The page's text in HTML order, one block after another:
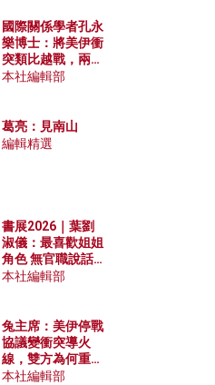
國際關係學者孔永
樂博士：將美伊衝
突類比越戰，兩者
有何異同？中國崛
本社編輯部
葛亮：見南山
編輯精選
書展2026｜葉劉
淑儀：最喜歡姐姐
角色 無官職說話
包袱少
本社編輯部
兔主席：美伊停戰
協議變衝突導火
線，雙方為何重啟
戰爭？伊朗一早洞
本社編輯部